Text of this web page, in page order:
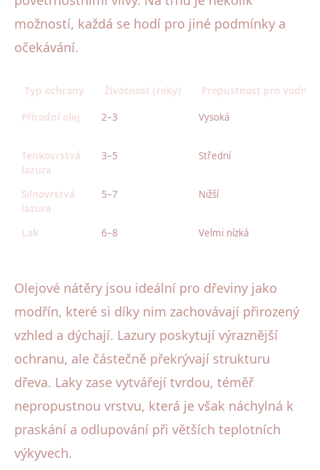
možností, každá se hodí pro jiné podmínky a
očekávání.
Typ ochrany Životnost (roky) Propustnost pro vodní
Přírodní olej 2–3 Vysoká
Tenkovrstvá
lazura
3–5 Střední
Silnovrstvá
lazura
5–7 Nižší
Lak 6–8 Velmi nízká
Olejové nátěry jsou ideální pro dřeviny jako
modřín, které si díky nim zachovávají přirozený
vzhled a dýchají. Lazury poskytují výraznější
ochranu, ale částečně překrývají strukturu
dřeva. Laky zase vytvářejí tvrdou, téměř
nepropustnou vrstvu, která je však náchylná k
praskání a odlupování při větších teplotních
výkyvech.